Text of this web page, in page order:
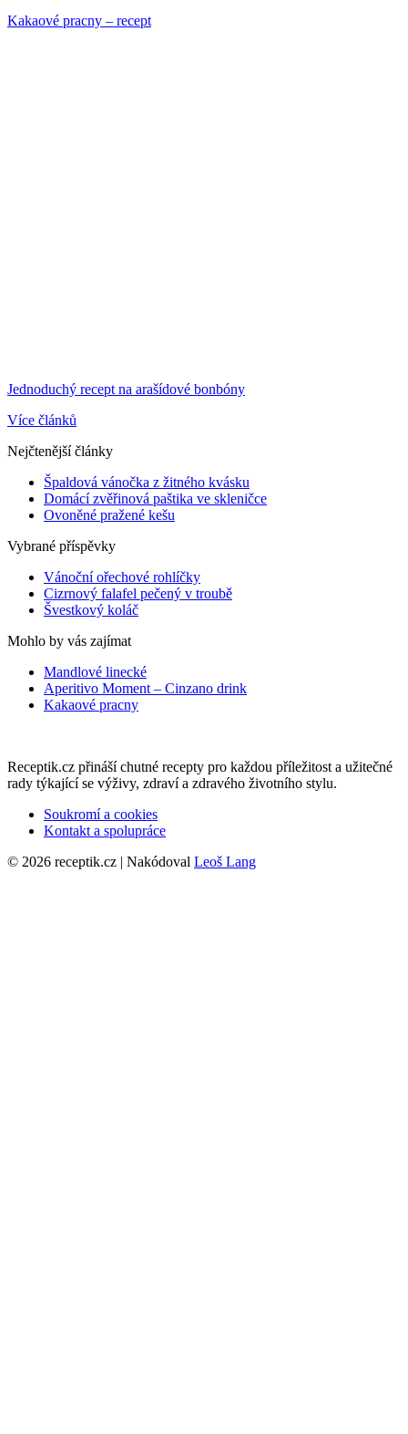
Kakaové pracny – recept
Jednoduchý recept na arašídové bonbóny
Více článků
Nejčtenější články
Špaldová vánočka z žitného kvásku
Domácí zvěřinová paštika ve skleničce
Ovoněné pražené kešu
Vybrané příspěvky
Vánoční ořechové rohlíčky
Cizrnový falafel pečený v troubě
Švestkový koláč
Mohlo by vás zajímat
Mandlové linecké
Aperitivo Moment – Cinzano drink
Kakaové pracny
Receptik.cz přináší chutné recepty pro každou příležitost a užitečné
rady týkající se výživy, zdraví a zdravého životního stylu.
Soukromí a cookies
Kontakt a spolupráce
© 2026 receptik.cz | Nakódoval Leoš Lang